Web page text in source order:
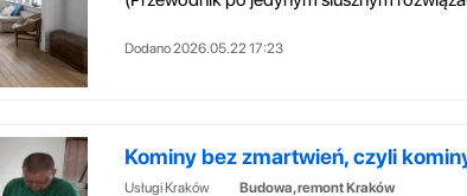
Dodano 2026.05.22 17:23
Kominy bez zmartwień, czyli
Usługi Kraków Budowa, remont Kraków